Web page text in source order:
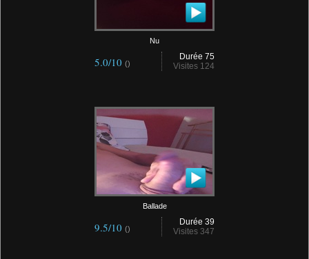
Nu
Durée 75
Visites 124
5.0/10 ()
Ballade
Durée 39
Visites 347
9.5/10 ()